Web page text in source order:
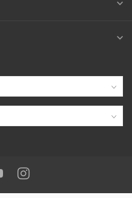
YoutubeInstagram